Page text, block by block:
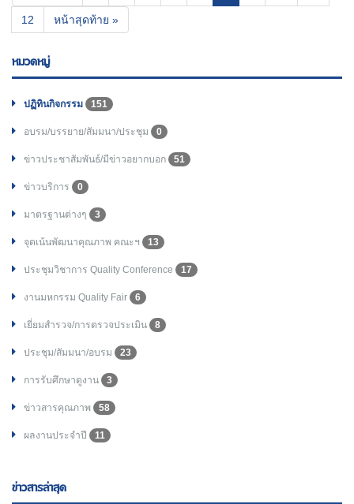
12 หน้าสุดท้าย »
หมวดหมู่
ปฏิทินกิจกรรม 151
อบรม/บรรยาย/สัมมนา/ประชุม 0
ข่าวประชาสัมพันธ์/มีข่าวอยากบอก 51
ข่าวบริการ 0
มาตรฐานต่างๆ 3
จุดเน้นพัฒนาคุณภาพ คณะฯ 13
ประชุมวิชาการ Quality Conference 17
งานมหกรรม Quality Fair 6
เยี่ยมสำรวจ/การตรวจประเมิน 8
ประชุม/สัมมนา/อบรม 23
การรับศึกษาดูงาน 3
ข่าวสารคุณภาพ 58
ผลงานประจำปี 11
ข่าวสารล่าสุด